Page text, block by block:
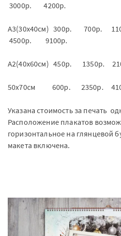
3000р. 4200р.
А3(30х40см) 300р. 700р.
4500р. 9100р.
А2(40х60см) 450р. 1350р.
50х70см 600р. 2350р.
Указана стоимость за печать
Расположение плакатов
горизонтальное на глянцевой
макета включена.